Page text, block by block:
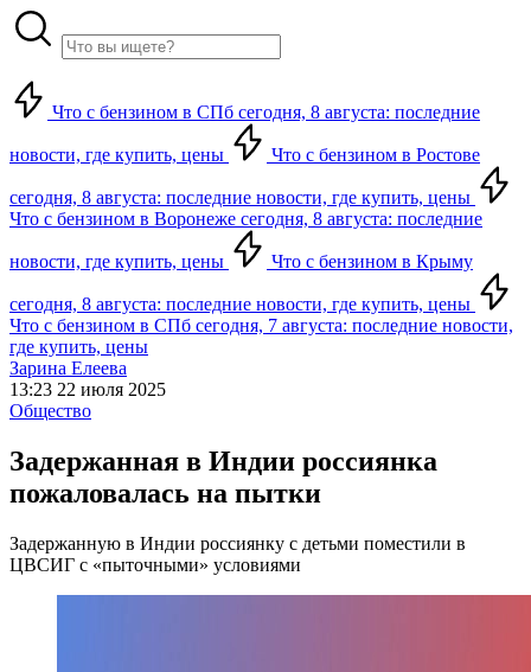
Что с бензином в СПб сегодня, 8 августа: последние
новости, где купить, цены Что с бензином в Ростове
сегодня, 8 августа: последние новости, где купить, цены
Что с бензином в Воронеже сегодня, 8 августа: последние
новости, где купить, цены Что с бензином в Крыму
сегодня, 8 августа: последние новости, где купить, цены
Что с бензином в СПб сегодня, 7 августа: последние новости,
где купить, цены
Зарина Елеева
13:23 22 июля 2025
Общество
Задержанная в Индии россиянка
пожаловалась на пытки
Задержанную в Индии россиянку с детьми поместили в
ЦВСИГ с «пыточными» условиями